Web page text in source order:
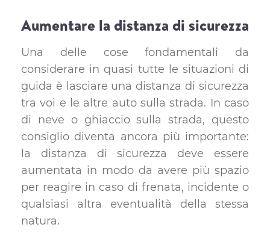
Aumentare la distanza di sicurezza
Una delle cose fondamentali da
considerare in quasi tutte le situazioni di
guida è lasciare una distanza di sicurezza
tra voi e le altre auto sulla strada. In caso
di neve o ghiaccio sulla strada, questo
consiglio diventa ancora più importante:
la distanza di sicurezza deve essere
aumentata in modo da avere più spazio
per reagire in caso di frenata, incidente o
qualsiasi altra eventualità della stessa
natura.